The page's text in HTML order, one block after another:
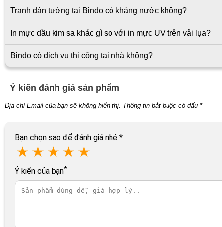
Tranh dán tường tại Bindo có kháng nước không?
In mực dầu kim sa khác gì so với in mực UV trên vải lụa?
Bindo có dịch vụ thi công tại nhà không?
Ý kiến đánh giá sản phẩm
Địa chỉ Email của bạn sẽ không hiển thị. Thông tin bắt buộc có dấu *
Bạn chọn sao để đánh giá nhé *
★ ★ ★ ★ ★
Ý kiến của bạn*